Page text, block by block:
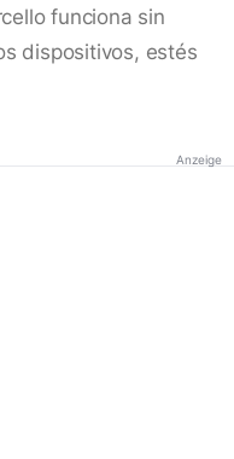
funciona sin
dispositivos, estés
Anzeige